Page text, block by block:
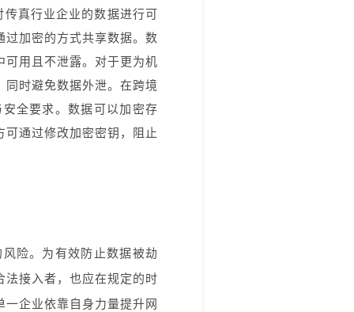
真行业企业的数据进行可
过加密的方式共享数据。 数
用且不泄露。 对于更为机
时避免数据外泄。 在跨境
全要求。数据可以加密存
通过修改加密密钥，阻止
险。为有效防止数据被劫
接入者，也应在规定的时
企业依靠自身力量提升网